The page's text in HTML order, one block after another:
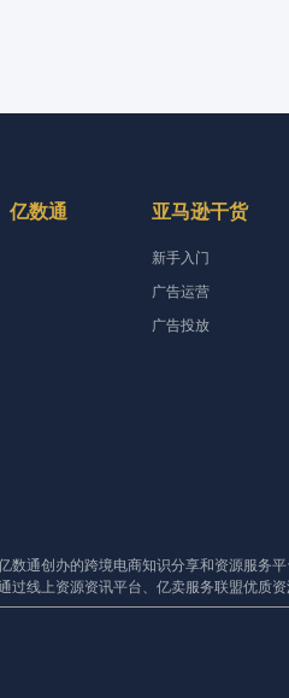
亿数通 亚马逊干货
新手入门
广告运营
广告投放
数通创办的跨境电商知识分享和资源服务
过线上资源资讯平台、亿卖服务联盟优质